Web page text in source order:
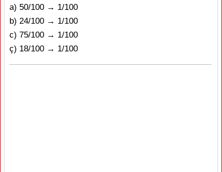
a) 50/100 → 1/100
b) 24/100 → 1/100
c) 75/100 → 1/100
ç) 18/100 → 1/100